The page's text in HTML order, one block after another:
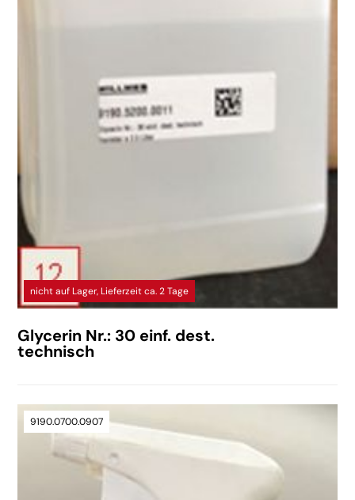
nicht auf Lager, Lieferzeit ca. 2 Tage
Glycerin Nr.: 30 einf. dest.
technisch
9190.0700.0907